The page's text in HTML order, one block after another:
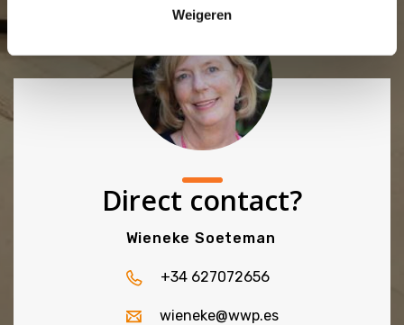
Weigeren
Direct contact?
Wieneke Soeteman
+34 627072656
wieneke@wwp.es